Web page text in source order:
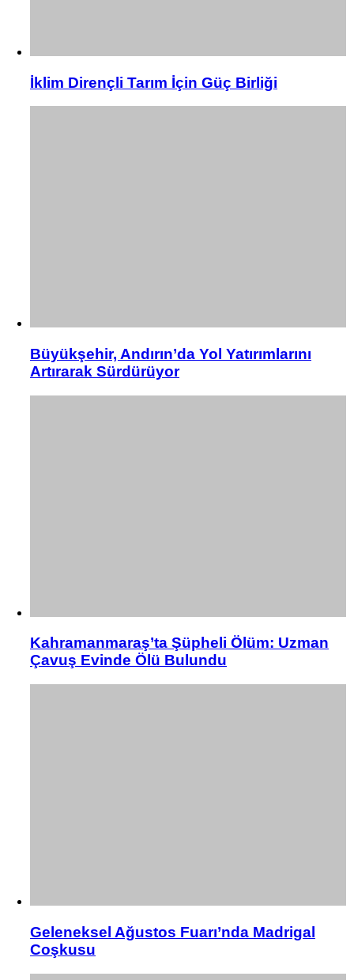
İklim Dirençli Tarım İçin Güç Birliği
Büyükşehir, Andırın’da Yol Yatırımlarını
Artırarak Sürdürüyor
Kahramanmaraş’ta Şüpheli Ölüm: Uzman
Çavuş Evinde Ölü Bulundu
Geleneksel Ağustos Fuarı’nda Madrigal
Coşkusu